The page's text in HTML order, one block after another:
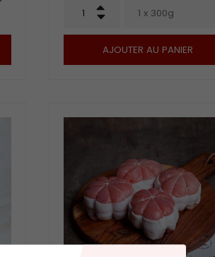
1 x 300g
-
+
AJOUTER AU PANIER
.